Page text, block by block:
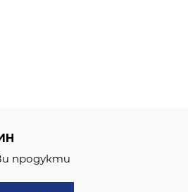
продукти